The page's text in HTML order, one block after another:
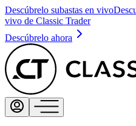
Descúbrelo subastas en vivo
vivo de Classic Trader
Descúbrelo ahora